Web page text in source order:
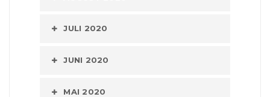
JULI 2020
JUNI 2020
MAI 2020